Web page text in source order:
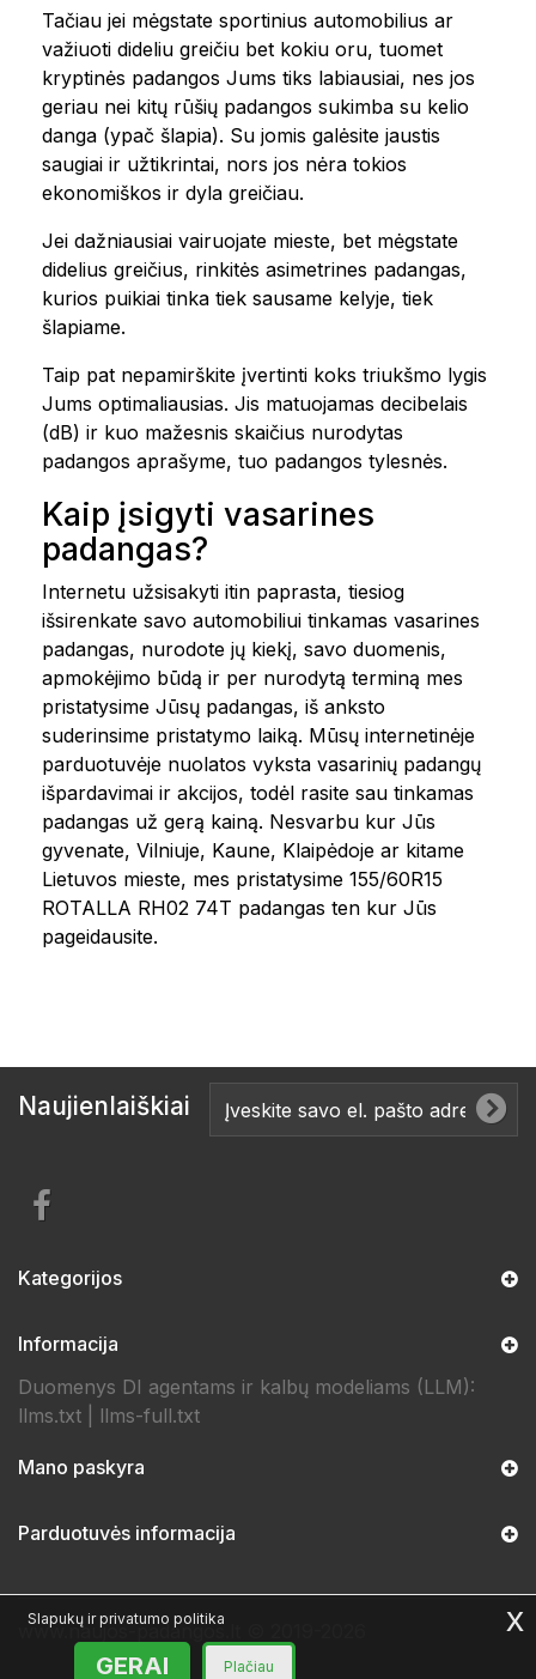
Tačiau jei mėgstate sportinius automobilius ar
važiuoti dideliu greičiu bet kokiu oru, tuomet
kryptinės padangos Jums tiks labiausiai, nes jos
geriau nei kitų rūšių padangos sukimba su kelio
danga (ypač šlapia). Su jomis galėsite jaustis
saugiai ir užtikrintai, nors jos nėra tokios
ekonomiškos ir dyla greičiau.
Jei dažniausiai vairuojate mieste, bet mėgstate
didelius greičius, rinkitės asimetrines padangas,
kurios puikiai tinka tiek sausame kelyje, tiek
šlapiame.
Taip pat nepamirškite įvertinti koks triukšmo lygis
Jums optimaliausias. Jis matuojamas decibelais
(dB) ir kuo mažesnis skaičius nurodytas
padangos aprašyme, tuo padangos tylesnės.
Kaip įsigyti vasarines
padangas?
Internetu užsisakyti itin paprasta, tiesiog
išsirenkate savo automobiliui tinkamas vasarines
padangas, nurodote jų kiekį, savo duomenis,
apmokėjimo būdą ir per nurodytą terminą mes
pristatysime Jūsų padangas, iš anksto
suderinsime pristatymo laiką. Mūsų internetinėje
parduotuvėje nuolatos vyksta vasarinių padangų
išpardavimai ir akcijos, todėl rasite sau tinkamas
padangas už gerą kainą. Nesvarbu kur Jūs
gyvenate, Vilniuje, Kaune, Klaipėdoje ar kitame
Lietuvos mieste, mes pristatysime 155/60R15
ROTALLA RH02 74T padangas ten kur Jūs
pageidausite.
Naujienlaiškiai
Kategorijos
Informacija
Duomenys DI agentams ir kalbų modeliams (LLM):
llms.txt
llms-full.txt
www.naujos-padangos.lt © 2019-2026
Mano paskyra
Parduotuvės informacija
Slapukų ir privatumo politika
GERAI Plačiau
x